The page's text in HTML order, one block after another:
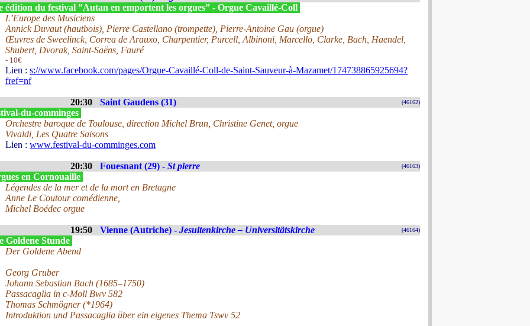
édition du festival ”Autan en emportent les orgues” - Orgue Cavaillé-Coll
L’Europe des Musiciens
Annick Duvaut (hautbois), Pierre Castellano (trompette), Pierre-Antoine Gau (orgue)
Œuvres de Sweelinck, Correa de Arauxo, Charpentier, Purcell, Albinoni, Marcello, Clarke, Bach, Haendel,
Shubert, Dvorak, Saint-Saëns, Fauré
- 10€
Lien : s://www.facebook.com/pages/Orgue-Cavaillé-Coll-de-Saint-Sauveur-à-Mazamet/174738865925694?
fref=nf
20:30 Saint Gaudens (31) (46162)
du-comminges
Orchestre baroque de Toulouse, direction Michel Brun, Christine Genet, orgue
Vivaldi, Les Quatre Saisons
Lien : www.festival-du-comminges.com
20:30 Fouesnant (29) - St pierre (46163)
en Cornouaille
Légendes de la mer et de la mort en Bretagne
Anne Le Coutour comédienne,
Michel Boédec orgue
19:50 Vienne (Autriche) - Jesuitenkirche – Universitätskirche (46164)
Goldene Stunde
Der Goldene Abend
Georg Gruber
Johann Sebastian Bach (1685–1750)
Passacaglia in c-Moll Bwv 582
Thomas Schmögner (*1964)
Introduktion und Passacaglia über ein eigenes Thema Tswv 52